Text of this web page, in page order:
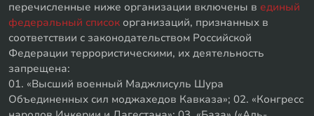
перечисленные ниже организации включены в единый
федеральный список организаций, признанных в
соответствии с законодательством Российской
Федерации террористическими, их деятельность
запрещена:
01. «Высший военный Маджлисуль Шура
Объединенных сил моджахедов Кавказа»; 02. «Конгресс